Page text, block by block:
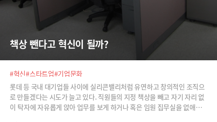
책상 뺀다고 혁신이 될까?
#혁신#스타트업#기업문화
롯데 등 국내 대기업들 사이에 실리콘밸리처럼 유연하고 창의적인 조직으
로 만들겠다는 시도가 늘고 있다. 직원들의 지정 책상을 빼고 자기 자리 없
이 탁자에 자유롭게 앉아 업무를 보게 하거나 혹은 임원 집무실을 없애는